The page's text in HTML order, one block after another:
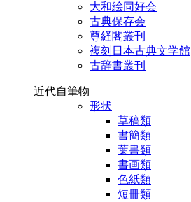
大和絵同好会
古典保存会
尊経閣叢刊
複刻日本古典文学館
古辞書叢刊
近代自筆物
形状
草稿類
書簡類
葉書類
書画類
色紙類
短冊類